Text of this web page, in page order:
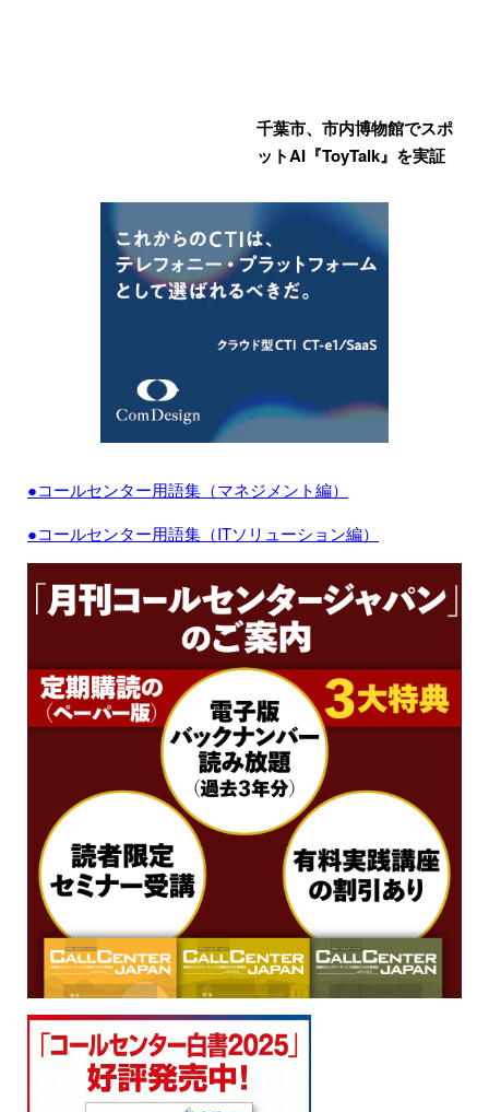
千葉市、市内博物館でスポ
ットAI『ToyTalk』を実証
●コールセンター用語集（マネジメント編）
●コールセンター用語集（ITソリューション編）